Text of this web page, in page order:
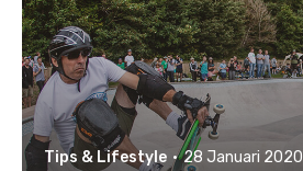
Tips & Lifestyle · 28 Januari 2020